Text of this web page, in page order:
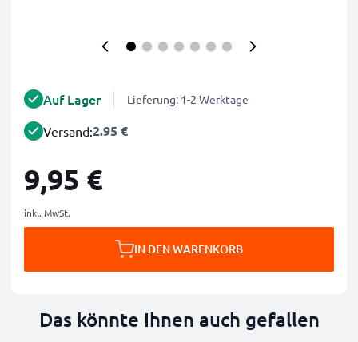
Auf Lager Lieferung: 1-2 Werktage
Versand:2.95 €
9,95 €
inkl. MwSt.
IN DEN WARENKORB
Das könnte Ihnen auch gefallen